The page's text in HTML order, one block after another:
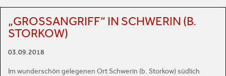
„GROSSANGRIFF“ IN SCHWERIN (B. S
TORKOW)
03.09.2018
Im wunderschön gelegenen Ort Schwerin (b. Storkow) südlich